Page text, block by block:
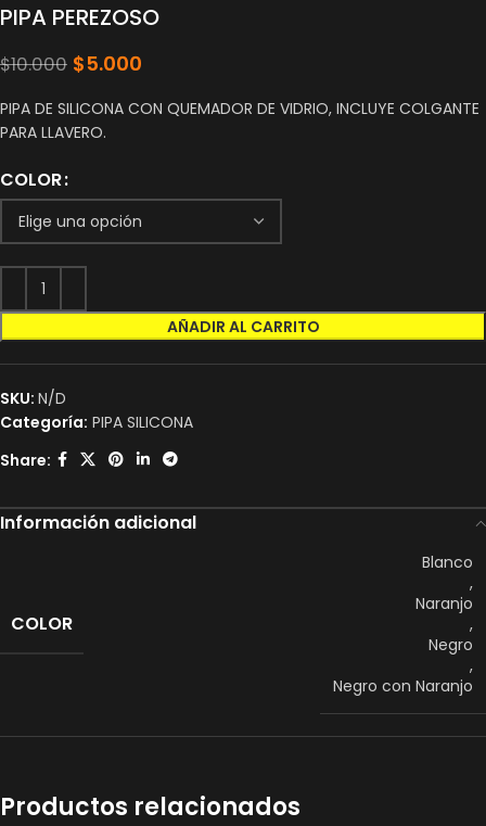
PIPA PEREZOSO
$10.000 $5.000
PIPA DE SILICONA CON QUEMADOR DE VIDRIO, INCLUYE COLGANTE
PARA LLAVERO.
COLOR
AÑADIR AL CARRITO
SKU: N/D
Categoría: PIPA SILICONA
Share:
Información adicional
COLOR
Blanco
,
Naranjo
,
Negro
,
Negro con Naranjo
Productos relacionados